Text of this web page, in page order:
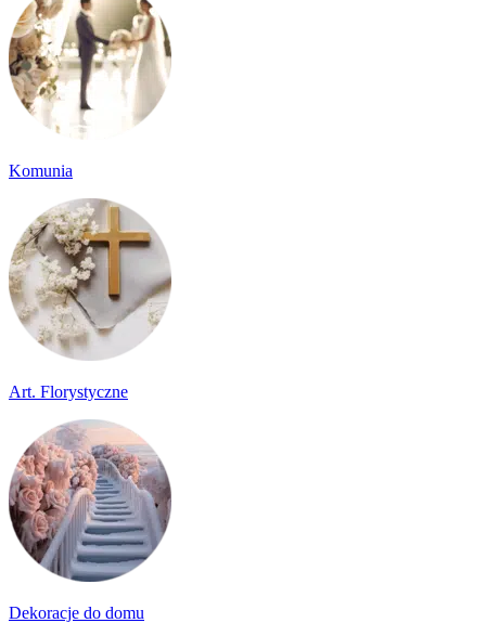
Komunia
Art. Florystyczne
Dekoracje do domu